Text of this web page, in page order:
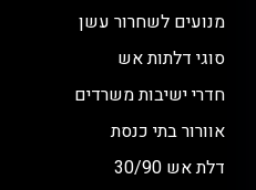
מנועים לשחרור עשן
סוגי דלתות אש
חדרי ישיבות משרדים
אוורור בתי כנסת
דלת אש 30/90